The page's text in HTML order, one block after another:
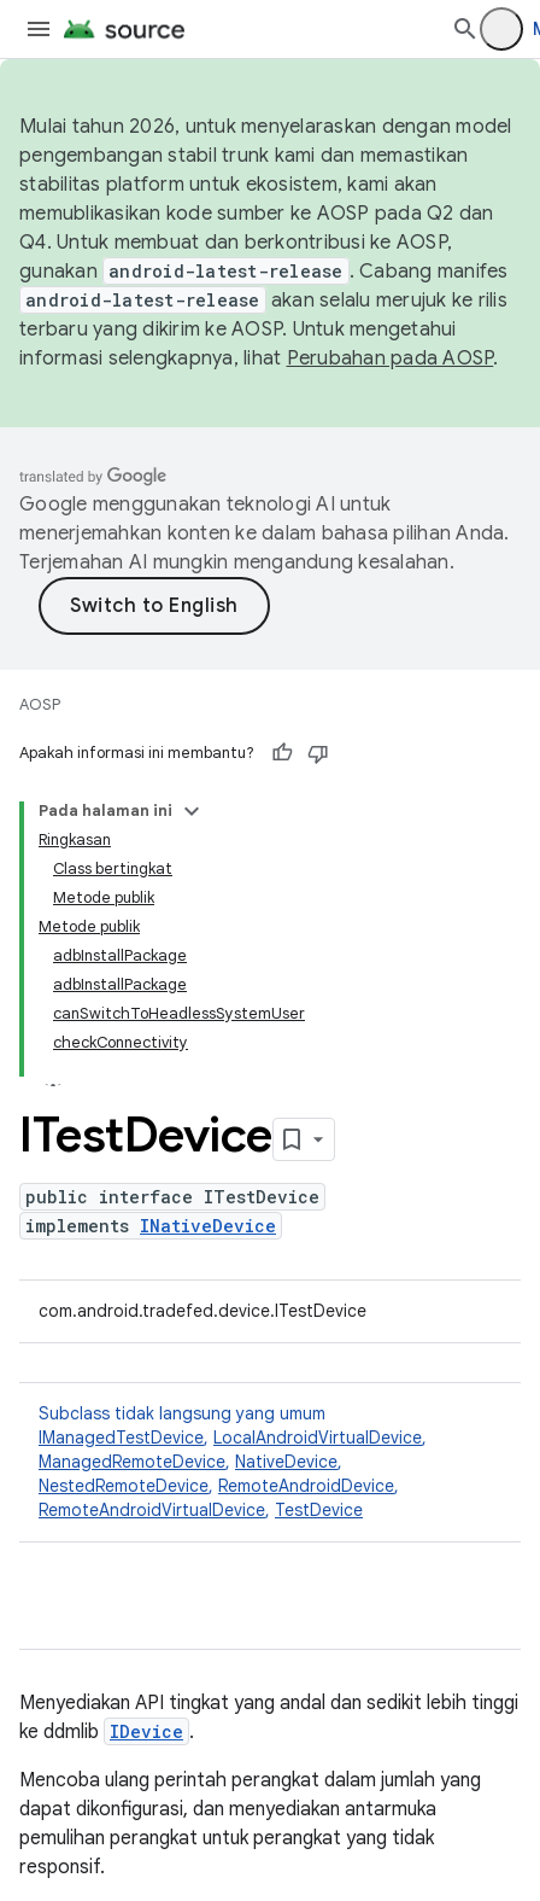
Mulai tahun 2026, untuk menyelaraskan dengan model
pengembangan stabil trunk kami dan memastikan
stabilitas platform untuk ekosistem, kami akan
memublikasikan kode sumber ke AOSP pada Q2 dan
Q4. Untuk membuat dan berkontribusi ke AOSP,
gunakan android-latest-release . Cabang manifes
android-latest-release akan selalu merujuk ke rilis
terbaru yang dikirim ke AOSP. Untuk mengetahui
informasi selengkapnya, lihat Perubahan pada AOSP.
Google menggunakan teknologi AI untuk
menerjemahkan konten ke dalam bahasa pilihan Anda.
Terjemahan AI mungkin mengandung kesalahan.
AOSP
Apakah informasi ini membantu?
Pada halaman ini
Ringkasan
Class bertingkat
Metode publik
Metode publik
adbInstallPackage
adbInstallPackage
canSwitchToHeadlessSystemUser
checkConnectivity
ITestDevice
public interface ITestDevice
implements INativeDevice
com.android.tradefed.device.ITestDevice
Subclass tidak langsung yang umum
IManagedTestDevice, LocalAndroidVirtualDevice,
ManagedRemoteDevice, NativeDevice,
NestedRemoteDevice, RemoteAndroidDevice,
RemoteAndroidVirtualDevice, TestDevice
Menyediakan API tingkat yang andal dan sedikit lebih tinggi
ke ddmlib IDevice .
Mencoba ulang perintah perangkat dalam jumlah yang
dapat dikonfigurasi, dan menyediakan antarmuka
pemulihan perangkat untuk perangkat yang tidak
responsif.